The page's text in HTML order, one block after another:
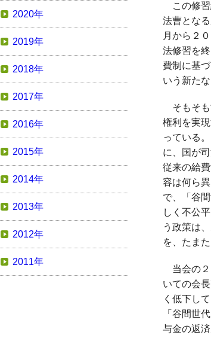
この修
法曹とな
月から２
法修習を
費制に基
いう新た
そもそ
権利を実
っている
に、国が
従来の給
容は何ら
で、「谷
しく不公
う政策は
を、たま
当会の
いての会
く低下し
「谷間世
与金の返
2020年
2019年
2018年
2017年
2016年
2015年
2014年
2013年
2012年
2011年